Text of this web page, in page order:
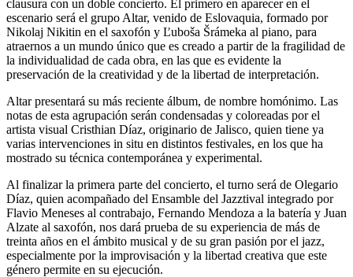
clausura con un doble concierto. El primero en aparecer en el
escenario será el grupo Altar, venido de Eslovaquia, formado por
Nikolaj Nikitin en el saxofón y Ľuboša Šrámeka al piano, para
atraernos a un mundo único que es creado a partir de la fragilidad de
la individualidad de cada obra, en las que es evidente la
preservación de la creatividad y de la libertad de interpretación.
Altar presentará su más reciente álbum, de nombre homónimo. Las
notas de esta agrupación serán condensadas y coloreadas por el
artista visual Cristhian Díaz, originario de Jalisco, quien tiene ya
varias intervenciones in situ en distintos festivales, en los que ha
mostrado su técnica contemporánea y experimental.
Al finalizar la primera parte del concierto, el turno será de Olegario
Díaz, quien acompañado del Ensamble del Jazztival integrado por
Flavio Meneses al contrabajo, Fernando Mendoza a la batería y Juan
Alzate al saxofón, nos dará prueba de su experiencia de más de
treinta años en el ámbito musical y de su gran pasión por el jazz,
especialmente por la improvisación y la libertad creativa que este
género permite en su ejecución.